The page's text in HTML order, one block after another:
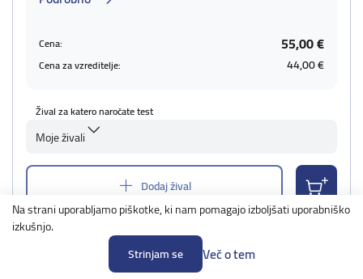
Na strani uporabljamo piškotke, ki nam pomagajo izboljšati uporabniško
izkušnjo.
Strinjam se
Več o tem
Cena: 55,00 €
Cena za vzreditelje: 44,00 €
Žival za katero naročate test
Moje živali
Dodaj žival